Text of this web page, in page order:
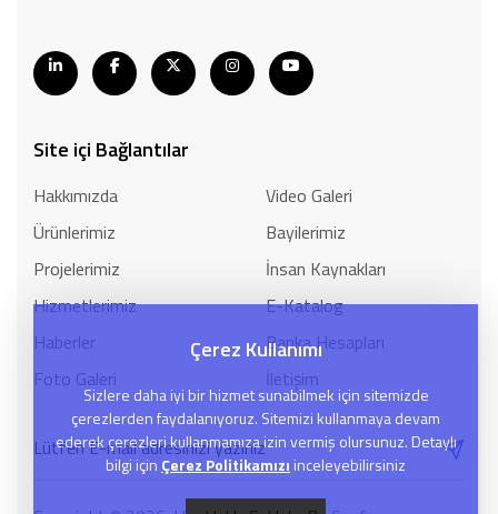
Site içi Bağlantılar
Hakkımızda
Ürünlerimiz
Projelerimiz
Hizmetlerimiz
Haberler
Foto Galeri
Video Galeri
Bayilerimiz
İnsan Kaynakları
E-Katalog
Banka Hesapları
İletişim
Çerez Kullanımı
Sizlere daha iyi bir hizmet sunabilmek için sitemizde
çerezlerden faydalanıyoruz. Sitemizi kullanmaya devam
ederek çerezleri kullanmamıza izin vermiş olursunuz. Detaylı
bilgi için Çerez Politikamızı inceleyebilirsiniz